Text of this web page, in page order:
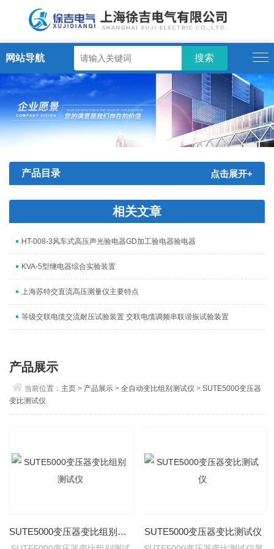
网站导航
产品目录 点击展开+
相关文章
HT-008-3风车式高压声光验电器GD加工验电器验电器
KVA-5型继电器综合实验装置
上海苏特交直流高压测量仪主要特点
等级交联电缆交流耐压试验装置 交联电缆调频串联谐振试验装置
产品展示
当前位置： 主页 > 产品展示 >全自动变比组别测试仪 >SUTE5000变压器
变比测试仪
SUTE5000变压器变比组别测试仪 SUTE5000变压器变比测试仪